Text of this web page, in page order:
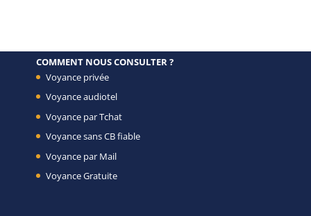
COMMENT NOUS CONSULTER ?
Voyance privée
Voyance audiotel
Voyance par Tchat
Voyance sans CB fiable
Voyance par Mail
Voyance Gratuite